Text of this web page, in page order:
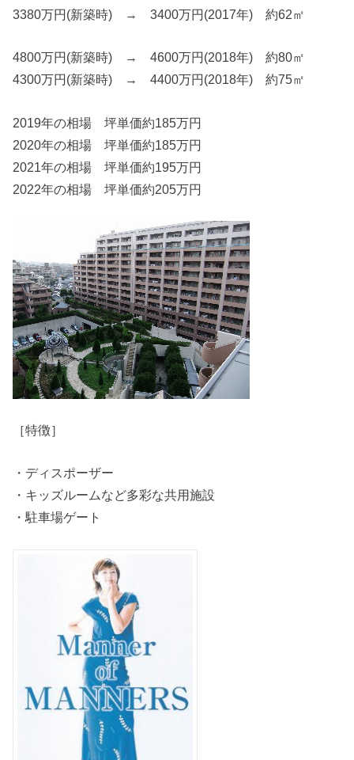
3380万円(新築時) → 3400万円(2017年) 約62㎡
4800万円(新築時) → 4600万円(2018年) 約80㎡
4300万円(新築時) → 4400万円(2018年) 約75㎡
2019年の相場 坪単価約185万円
2020年の相場 坪単価約185万円
2021年の相場 坪単価約195万円
2022年の相場 坪単価約205万円
［特徴］
・ディスポーザー
・キッズルームなど多彩な共用施設
・駐車場ゲート